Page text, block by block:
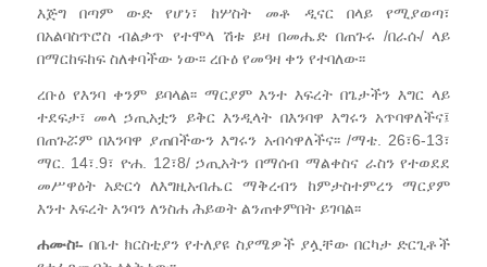
እጅግ በጣም ውድ የሆነ፣ ከሦስት መቶ ዲናር በላይ የሚያወጣ፣
በአልባስጥሮስ ብልቃጥ የተሞላ ሽቱ ይዛ በመሔድ በጠጉሩ /በራሱ/ ላይ
በማርከፍከፍ ስለቀባችው ነው፡፡ ረቡዕ የመዓዛ ቀን የተባለው፡፡
ረቡዕ የእንባ ቀንም ይባላል፡፡ ማርያም እንተ እፍረት በጌታችን እግር ላይ
ተደፍታ፣ መላ ኃጢአቷን ይቅር እንዲላት በእንባዋ እግሩን አጥባዋለችና፤
በጠጉሯም በእንባዋ ያጠበችውን እግሩን አብሳዋለችና፡፡ /ማቴ. 26፣6-13፣
ማር. 14፣.9፣ ዮሐ. 12፣8/ ኃጢአትን በማሰብ ማልቀስና ራስን የተወደደ
መሥዋዕት አድርጎ ለእግዚአብሔር ማቅረብን ከምታስተምረን ማርያም
እንተ እፍረት እንባን ለንስሐ ሕይወት ልንጠቀምበት ይገባል፡፡
ሐሙስ፡- በቤተ ክርስቲያን የተለያዩ ስያሜዎች ያሏቸው በርካታ ድርጊቶች